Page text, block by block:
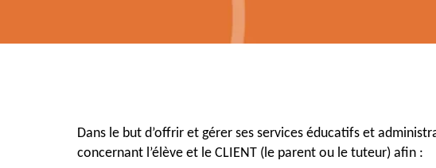
Dans le but d’offrir et gérer ses services éducatifs et
concernant l’élève et le CLIENT (le parent ou le tuteur) afin :